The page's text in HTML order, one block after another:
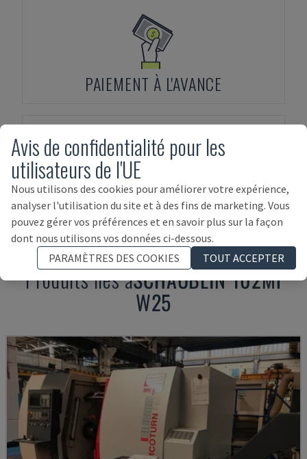
PAIEMENT À L'AVANCE
FINANCEMENT D'ACTIFS
Produits liés àSCHAUBLIN102Mi
W25
Avis de confidentialité pour les
utilisateurs de l'UE
Nous utilisons des cookies pour améliorer votre expérience,
analyser l'utilisation du site et à des fins de marketing. Vous
pouvez gérer vos préférences et en savoir plus sur la façon
dont nous utilisons vos données ci-dessous.
PARAMÈTRES DES COOKIES
TOUT ACCEPTER